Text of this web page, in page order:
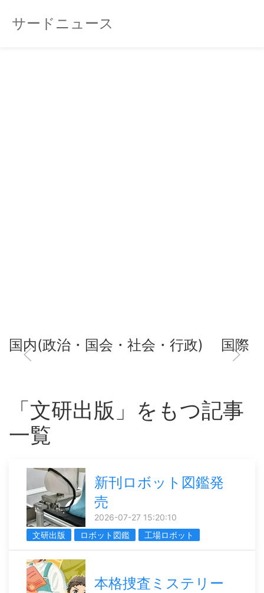
サードニュース
国内(政治・国会・社会・行政) 国際
「文研出版」をもつ記事
一覧
新刊ロボット図鑑発
売
2026-07-27 15:20:10
文研出版
ロボット図鑑 工場ロボット
本格捜査ミステリー